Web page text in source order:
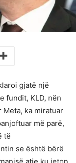
gjatë një
fundit, KLD, nën
ka miratuar
më parë,
të
se është bërë